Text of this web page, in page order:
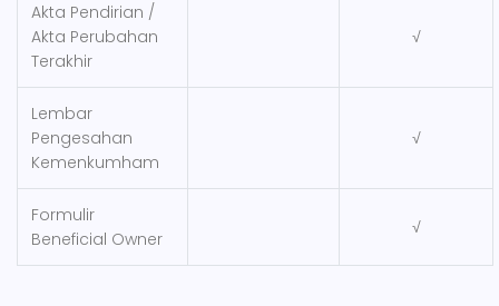
Akta Pendirian /
Akta Perubahan
Terakhir
√
Lembar
Pengesahan
Kemenkumham
√
Formulir
Beneficial Owner
√